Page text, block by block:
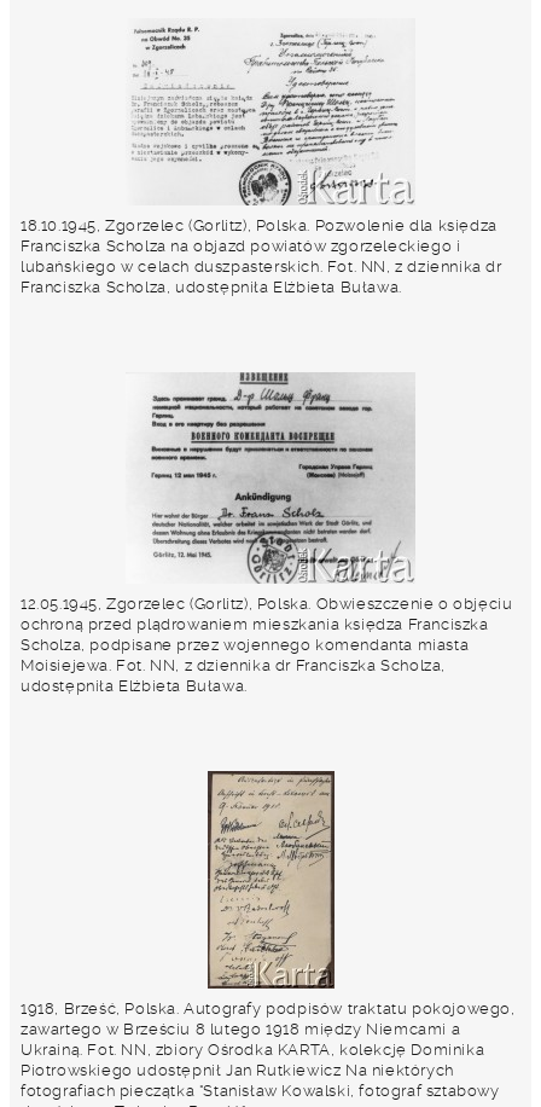
18.10.1945, Zgorzelec (Gorlitz), Polska. Pozwolenie dla księdza
Franciszka Scholza na objazd powiatów zgorzeleckiego i
lubańskiego w celach duszpasterskich. Fot. NN, z dziennika dr
Franciszka Scholza, udostępniła Elżbieta Buława.
12.05.1945, Zgorzelec (Gorlitz), Polska. Obwieszczenie o objęciu
ochroną przed plądrowaniem mieszkania księdza Franciszka
Scholza, podpisane przez wojennego komendanta miasta
Moisiejewa. Fot. NN, z dziennika dr Franciszka Scholza,
udostępniła Elżbieta Buława.
1918, Brześć, Polska. Autografy podpisów traktatu pokojowego,
zawartego w Brześciu 8 lutego 1918 między Niemcami a
Ukrainą. Fot. NN, zbiory Ośrodka KARTA, kolekcję Dominika
Piotrowskiego udostępnił Jan Rutkiewicz Na niektórych
fotografiach pieczątka "Stanisław Kowalski, fotograf sztabowy